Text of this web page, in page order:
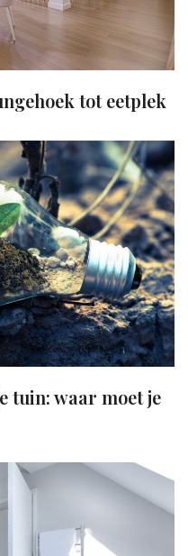
tot eetplek
tuin: waar moet je